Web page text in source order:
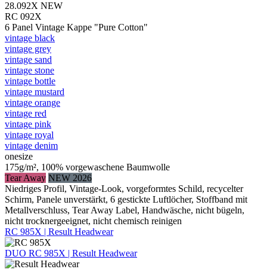
28.092X NEW
RC 092X
6 Panel Vintage Kappe "Pure Cotton"
vintage black
vintage grey
vintage sand
vintage stone
vintage bottle
vintage mustard
vintage orange
vintage red
vintage pink
vintage royal
vintage denim
onesize
175g/m², 100% vorgewaschene Baumwolle
Tear Away NEW 2026
Niedriges Profil, Vintage-Look, vorgeformtes Schild, recycelter
Schirm, Panele unverstärkt, 6 gestickte Luftlöcher, Stoffband mit
Metallverschluss, Tear Away Label, Handwäsche, nicht bügeln,
nicht trocknergeeignet, nicht chemisch reinigen
RC 985X | Result Headwear
DUO RC 985X | Result Headwear